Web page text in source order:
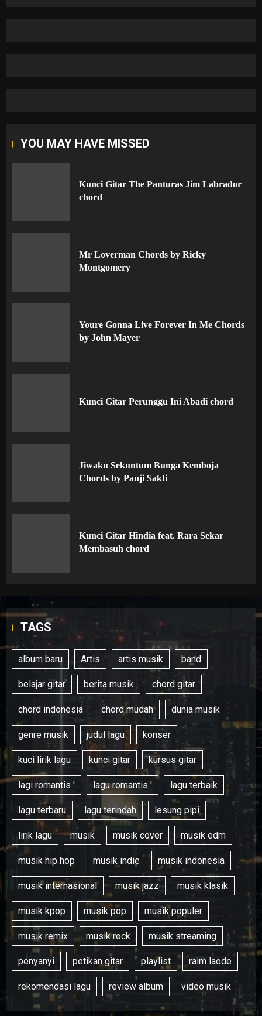
YOU MAY HAVE MISSED
Kunci Gitar The Panturas Jim Labrador
chord
Mr Loverman Chords by Ricky
Montgomery
Youre Gonna Live Forever In Me Chords
by John Mayer
Kunci Gitar Perunggu Ini Abadi chord
Jiwaku Sekuntum Bunga Kemboja
Chords by Panji Sakti
Kunci Gitar Hindia feat. Rara Sekar
Membasuh chord
TAGS
album baru Artis artis musik band
belajar gitar berita musik chord gitar
chord indonesia chord mudah dunia musik
genre musik judul lagu konser
kuci lirik lagu kunci gitar kursus gitar
lagi romantis ' lagu romantis ' lagu terbaik
lagu terbaru lagu terindah lesung pipi
lirik lagu musik musik cover musik edm
musik hip hop musik indie musik indonesia
musik internasional musik jazz musik klasik
musik kpop musik pop musik populer
musik remix musik rock musik streaming
penyanyi petikan gitar playlist raim laode
rekomendasi lagu review album video musik